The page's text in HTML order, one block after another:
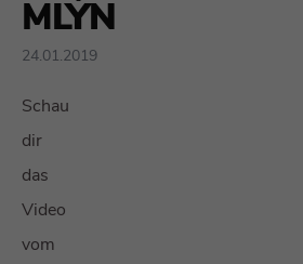
MLÝN
24.01.2019
Schau
dir
das
Video
vom